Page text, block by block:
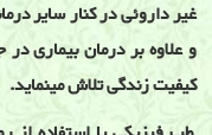
غير داروئی در کنار ساير
و علاوه بر درمان بيماری
کيفيت زندگی تلاش مينمايد.